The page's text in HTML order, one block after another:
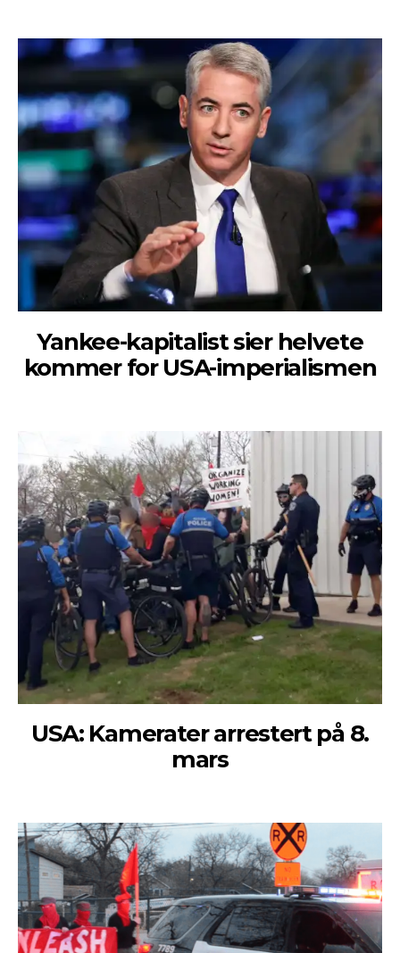
Yankee-kapitalist sier helvete
kommer for USA-imperialismen
USA: Kamerater arrestert på 8.
mars